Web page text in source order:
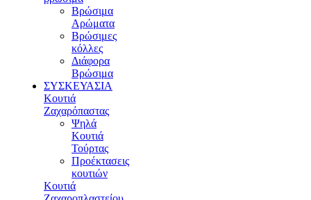
Βρώσιμα
Αρώματα
Βρώσιμες
κόλλες
Διάφορα
Βρώσιμα
ΣΥΣΚΕΥΑΣΙΑ
Κουτιά
Ζαχαρόπαστας
Ψηλά
Κουτιά
Τούρτας
Προέκτασεις
κουτιών
Κουτιά